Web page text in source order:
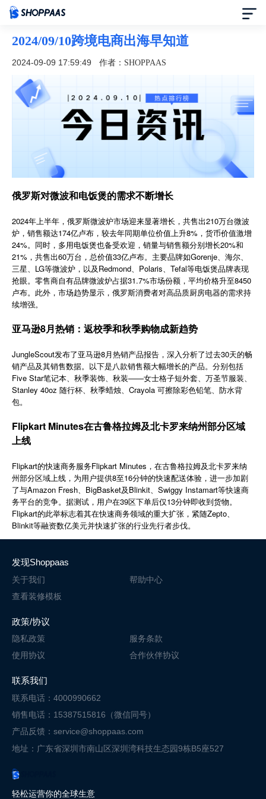
首页
定价
模板中心
合作伙伴
了解我们
简体中文
2024/09/10跨境电商出海早知道
2024-09-09 17:59:49 作者：SHOPPAAS
俄罗斯对微波和电饭煲的需求不断增长
2024年上半年，俄罗斯微波炉市场迎来显著增长，共售出210万台微波
炉，销售额达174亿卢布，较去年同期单位价值上升8%，货币价值激增
24%。同时，多用电饭煲也备受欢迎，销量与销售额分别增长20%和
21%，共售出60万台，总价值33亿卢布。主要品牌如Gorenje、海尔、
三星、LG等微波炉，以及Redmond、Polaris、Tefal等电饭煲品牌表现
抢眼。零售商自有品牌微波炉占据31.7%市场份额，平均价格升至8450
卢布。此外，市场趋势显示，俄罗斯消费者对高品质厨房电器的需求持
续增强。
亚马逊8月热销：返校季和秋季购物成新趋势
JungleScout发布了亚马逊8月热销产品报告，深入分析了过去30天的畅
销产品及其销售数据。以下是八款销售额大幅增长的产品。分别包括
Five Star笔记本、秋季装饰、秋装——女士格子短外套、万圣节服装、
Stanley 40oz 随行杯、秋季蜡烛、Crayola 可擦除彩色铅笔、防水背
包。
Flipkart Minutes在古鲁格拉姆及北卡罗来纳州部分区域
上线
Flipkart的快速商务服务Flipkart Minutes ，在古鲁格拉姆及北卡罗来纳
州部分区域上线，为用户提供8至16分钟的快速配送体验，进一步加剧
了与Amazon Fresh、 BigBasket及 Blinkit、 Swiggy Instamart等快速商
务平台的竞争。据测试，用户在39区下单后仅 13分钟即收到货物。
Flipkart的此举标志着其在快速商务领域的重大扩张，紧随Zepto、
Blinkit等融资数亿美元并快速扩张的行业先行者步伐。
轻松运营你的全球生意
发现Shoppaas
关于我们
帮助中心
查看装修模板
政策/协议
隐私政策
服务条款
使用协议
合作伙伴协议
联系我们
联系电话：4000990662
销售电话：15387515816（微信同号）
产品反馈：service@shoppaas.com
地址：广东省深圳市南山区深圳湾科技生态园9栋B5座527